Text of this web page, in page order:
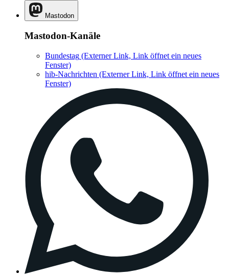
Mastodon
Mastodon-Kanäle
Bundestag (Externer Link, Link öffnet ein neues
Fenster)
hib-Nachrichten (Externer Link, Link öffnet ein neues
Fenster)